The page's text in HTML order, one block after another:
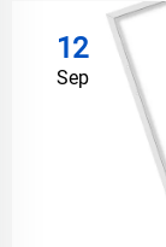
12
Sep